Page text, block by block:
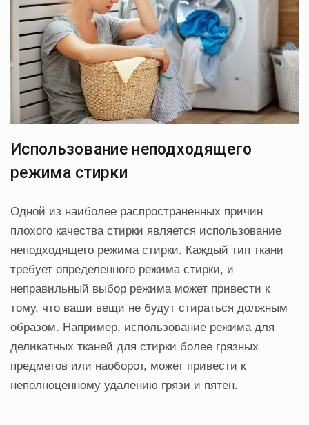
Использование неподходящего
режима стирки
Одной из наиболее распространенных причин
плохого качества стирки является использование
неподходящего режима стирки. Каждый тип ткани
требует определенного режима стирки, и
неправильный выбор режима может привести к
тому, что ваши вещи не будут стираться должным
образом. Например, использование режима для
деликатных тканей для стирки более грязных
предметов или наоборот, может привести к
неполноценному удалению грязи и пятен.